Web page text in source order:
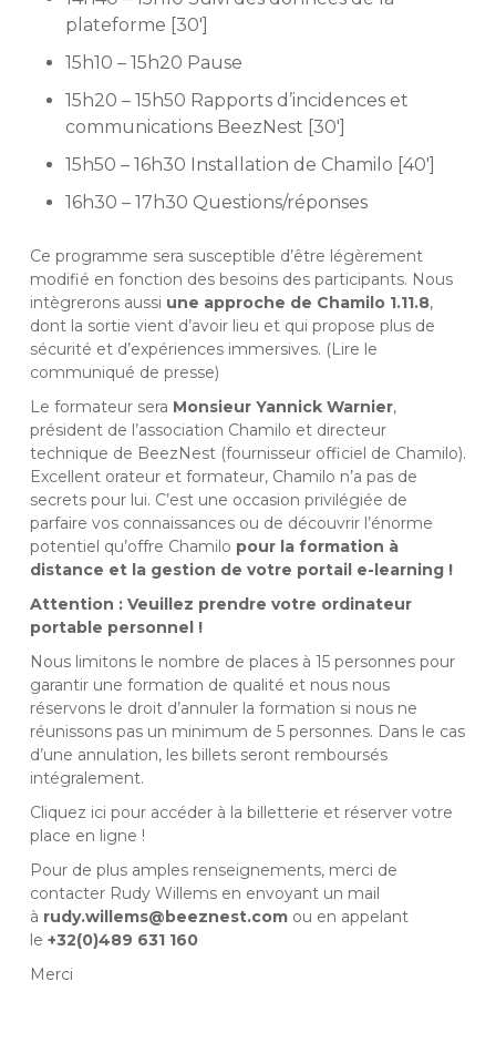
plateforme [30′]
15h10 – 15h20 Pause
15h20 – 15h50 Rapports d’incidences et
communications BeezNest [30′]
15h50 – 16h30 Installation de Chamilo [40′]
16h30 – 17h30 Questions/réponses
Ce programme sera susceptible d’être légèrement
modifié en fonction des besoins des participants. Nous
intègrerons aussi une approche de Chamilo 1.11.8,
dont la sortie vient d’avoir lieu et qui propose plus de
sécurité et d’expériences immersives. (Lire le
communiqué de presse)
Le formateur sera Monsieur Yannick Warnier,
président de l’association Chamilo et directeur
technique de BeezNest (fournisseur officiel de Chamilo).
Excellent orateur et formateur, Chamilo n’a pas de
secrets pour lui. C’est une occasion privilégiée de
parfaire vos connaissances ou de découvrir l’énorme
potentiel qu’offre Chamilo pour la formation à
distance et la gestion de votre portail e-learning !
Attention : Veuillez prendre votre ordinateur
portable personnel !
Nous limitons le nombre de places à 15 personnes pour
garantir une formation de qualité et nous nous
réservons le droit d’annuler la formation si nous ne
réunissons pas un minimum de 5 personnes. Dans le cas
d’une annulation, les billets seront remboursés
intégralement.
Cliquez ici pour accéder à la billetterie et réserver votre
place en ligne !
Pour de plus amples renseignements, merci de
contacter Rudy Willems en envoyant un mail
à rudy.willems@beeznest.com ou en appelant
le +32(0)489 631 160
Merci